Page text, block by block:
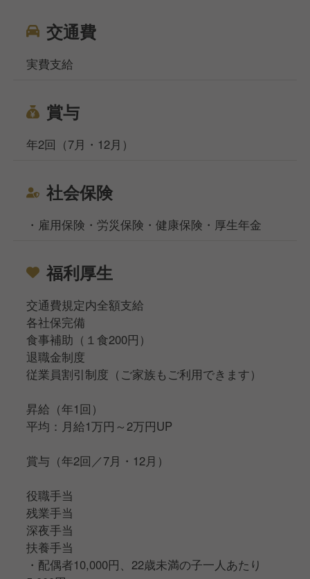
交通費
実費支給
賞与
年2回（7月・12月）
社会保険
・雇用保険・労災保険・健康保険・厚生年金
福利厚生
交通費規定内全額支給
各社保完備
食事補助（１食200円）
退職金制度
従業員割引制度（ご家族もご利用できます）
昇給（年1回）
平均：月給1万円～2万円UP
賞与（年2回／7月・12月）
役職手当
残業手当
深夜手当
扶養手当
・配偶者10,000円、22歳未満の子一人あたり